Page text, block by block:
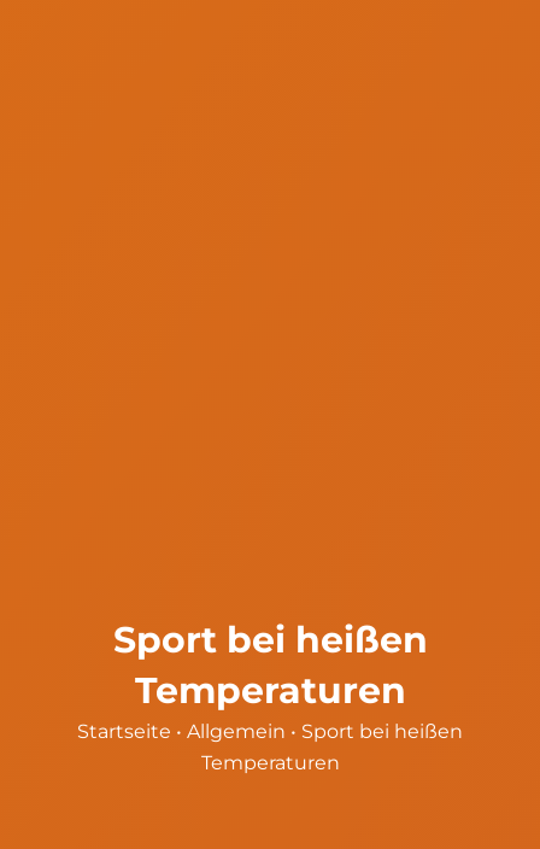
Sport bei heißen
Temperaturen
Startseite • Allgemein • Sport bei heißen
Temperaturen